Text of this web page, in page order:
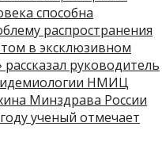
способна
распространения
в эксклюзивном
руководитель
НМИЦ
Минздрава России
ученый отмечает